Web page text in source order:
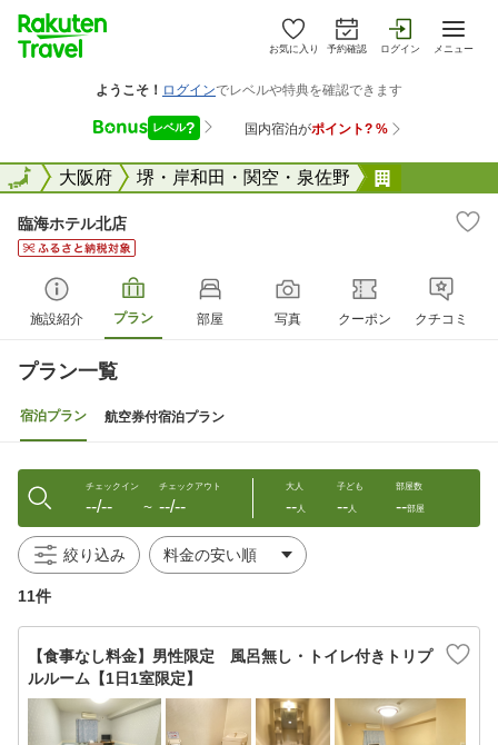
お気に入り 予約確認 ログイン メニュー
全国大阪府 堺・岸和田・関空・泉佐野
全国
臨海ホテル北店
施設紹介 プラン 部屋 写真 クーポン クチコミ
プラン一覧
宿泊プラン 航空券付宿泊プラン
チェックイン
--/-- 〜
チェックアウト
--/--
大人
--人
子ども
--人
部屋数
--部屋
絞り込み
11件
【食事なし料金】男性限定 風呂無し・トイレ付きトリプ
ルルーム【1日1室限定】